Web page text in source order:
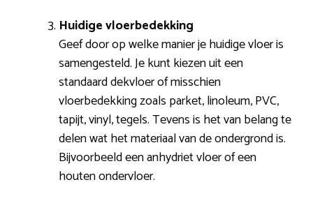
Huidige vloerbedekking
Geef door op welke manier je huidige vloer is
samengesteld. Je kunt kiezen uit een
standaard dekvloer of misschien
vloerbedekking zoals parket, linoleum, PVC,
tapijt, vinyl, tegels. Tevens is het van belang te
delen wat het materiaal van de ondergrond is.
Bijvoorbeeld een anhydriet vloer of een
houten ondervloer.